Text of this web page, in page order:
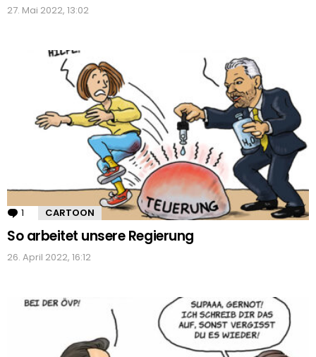
27. Mai 2022, 13:02
1 Kommentar
CARTOON
So arbeitet unsere Regierung
26. April 2022, 16:12